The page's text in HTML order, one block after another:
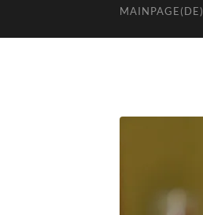
MAINPAGE(DE)